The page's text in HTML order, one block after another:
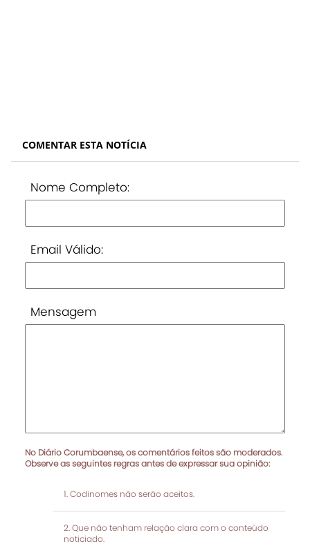
COMENTAR ESTA NOTÍCIA
Nome Completo:
Email Válido:
Mensagem
No Diário Corumbaense, os comentários feitos são moderados.
Observe as seguintes regras antes de expressar sua opinião:
Codinomes não serão aceitos.
Que não tenham relação clara com o conteúdo
noticiado.